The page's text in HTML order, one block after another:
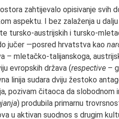
za­htijevalo opisivanje svih
aspektu. I bez zalaženja u
tursko-austrijskih i tursko-
jučer —posred hrvatstva kao
– mletačko-talijanskoga,
evrop­skih država (respective –
linija sudara dviju žestoko
pozi­vam čitaoca da
) produbila primarnu
u aktivan suodnos s drugim